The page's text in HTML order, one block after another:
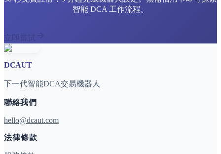
智能 DCA 工作流程。
立即嘗試
DCAUT
下一代智能DCA交易機器人
聯絡我們
hello@dcaut.com
法律條款